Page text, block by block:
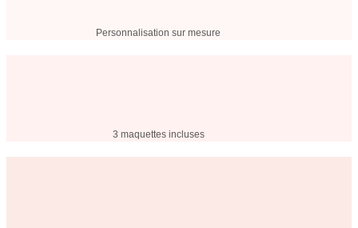
Personnalisation sur mesure
3 maquettes incluses